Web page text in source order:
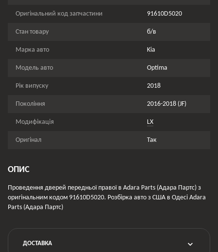
Оригінальний код запчастини 91610D5020
Стан товару б/в
Марка авто Kia
Модель авто Optima
Рік випуску 2018
Покоління 2016-2018 (JF)
Модифікація LX
Оригінал Так
ОПИС
Проведення дверей передньої правої в Adara Parts (Адара Партс) з
оригінальним кодом 91610D5020. Розбірка авто з США в Одесі Adara
Parts (Адара Партс)
ДОСТАВКА